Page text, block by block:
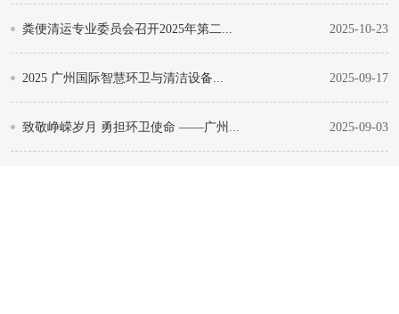
粪便清运专业委员会召开2025年第二... 2025-10-23
2025 广州国际智慧环卫与清洁设备... 2025-09-17
致敬峥嵘岁月 勇担环卫使命 ——广州... 2025-09-03